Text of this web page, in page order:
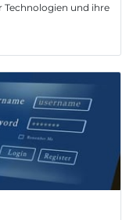
und ihre